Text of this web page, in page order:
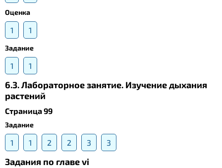
Оценка
1 1
Задание
1 1
6.3. Лабораторное занятие. Изучение дыхания
растений
Страница 99
Задание
1 1 2 2 3 3
Задания по главе vi